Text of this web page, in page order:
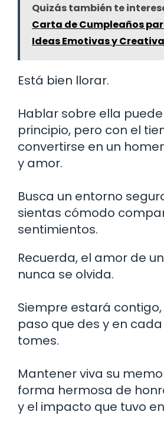
Quizás también te
Carta de Cumpleaños
Ideas Emotivas y
Está bien llorar.
Hablar sobre ella
principio, pero con el
convertirse en un
y amor.
Busca un entorno
sientas cómodo
sentimientos.
Recuerda, el amor de
nunca se olvida.
Siempre estará
paso que des y en
tomes.
Mantener viva su
forma hermosa de
y el impacto que tuvo